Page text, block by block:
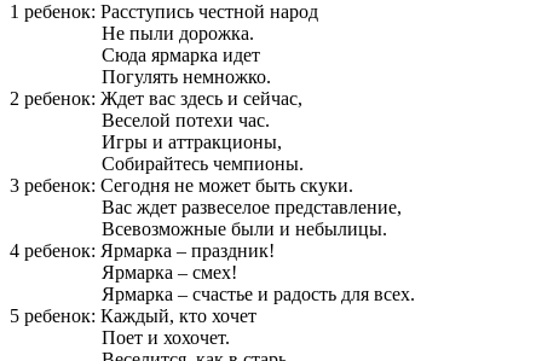
1 ребенок: Расступись честной народ
Не пыли дорожка.
Сюда ярмарка идет
Погулять немножко.
2 ребенок: Ждет вас здесь и сейчас,
Веселой потехи час.
Игры и аттракционы,
Собирайтесь чемпионы.
3 ребенок: Сегодня не может быть скуки.
Вас ждет развеселое представление,
Всевозможные были и небылицы.
4 ребенок: Ярмарка – праздник!
Ярмарка – смех!
Ярмарка – счастье и радость для всех.
5 ребенок: Каждый, кто хочет
Поет и хохочет.